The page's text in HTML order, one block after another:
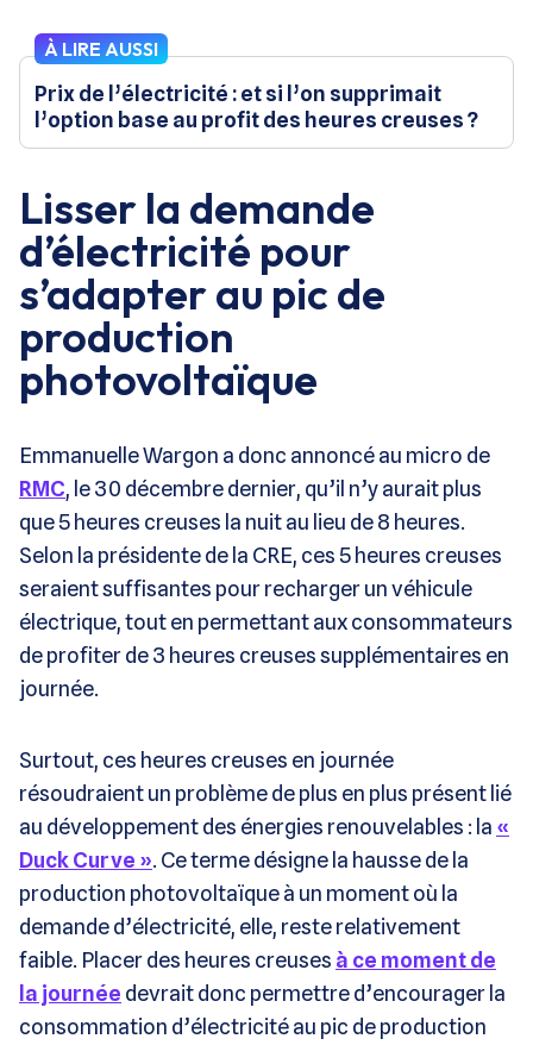
À LIRE AUSSI
Prix de l’électricité : et si l’on supprimait
l’option base au profit des heures creuses ?
Lisser la demande
d’électricité pour
s’adapter au pic de
production
photovoltaïque
Emmanuelle Wargon a donc annoncé au micro de
RMC, le 30 décembre dernier, qu’il n’y aurait plus
que 5 heures creuses la nuit au lieu de 8 heures.
Selon la présidente de la CRE, ces 5 heures creuses
seraient suffisantes pour recharger un véhicule
électrique, tout en permettant aux consommateurs
de profiter de 3 heures creuses supplémentaires en
journée.
Surtout, ces heures creuses en journée
résoudraient un problème de plus en plus présent lié
au développement des énergies renouvelables : la «
Duck Curve ». Ce terme désigne la hausse de la
production photovoltaïque à un moment où la
demande d’électricité, elle, reste relativement
faible. Placer des heures creuses à ce moment de
la journée devrait donc permettre d’encourager la
consommation d’électricité au pic de production